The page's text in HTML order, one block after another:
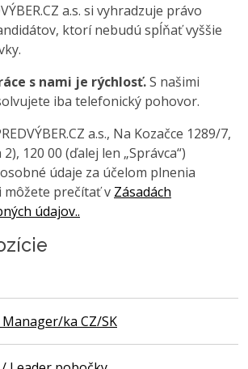
a.s. si vyhradzuje právo
ktorí nebudú spĺňať vyššie
s nami je rýchlosť.S našimi
iba telefonický pohovor.
a.s., Na Kozačce 1289/7,
120 00 (ďalej len „Správca“)
údaje za účelom plnenia
môžete prečítať v Zásadách
údajov..
ka CZ/SK